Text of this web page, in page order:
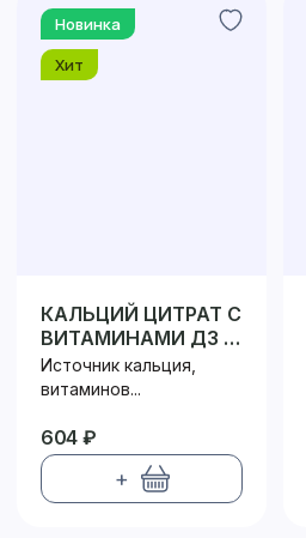
Новинка
Хит
КАЛЬЦИЙ ЦИТРАТ С
ВИТАМИНАМИ Д3 и
С
Источник кальция,
витаминов...
604 ₽
+